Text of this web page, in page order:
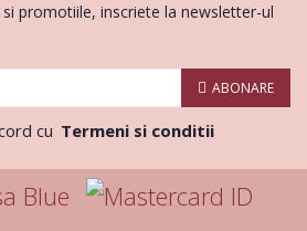
promotiile, inscriete la newsletter-ul
ABONARE
cu Termeni si conditii